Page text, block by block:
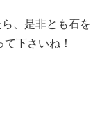
、是非とも石を
下さいね！